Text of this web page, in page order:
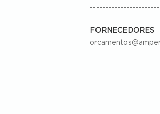
FORNECEDORES